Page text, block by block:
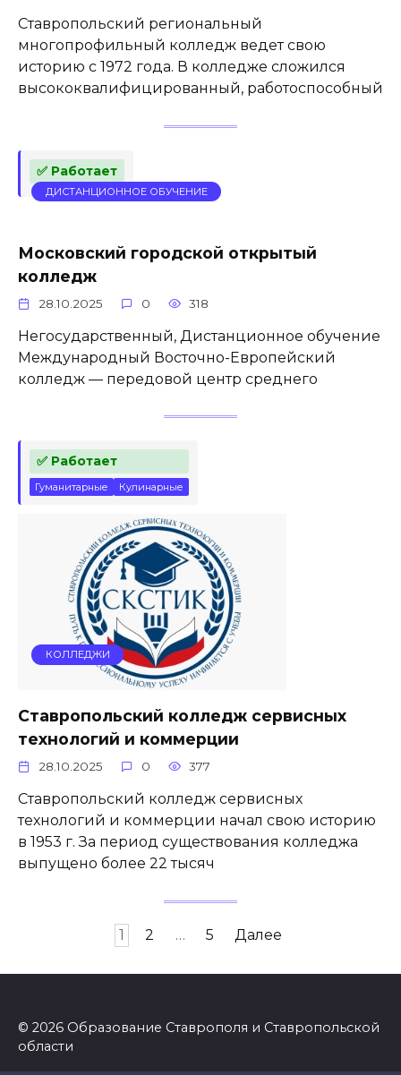
Ставропольский региональный
многопрофильный колледж ведет свою
историю с 1972 года. В колледже сложился
высококвалифицированный, работоспособный
✅ Работает
ДИСТАНЦИОННОЕ ОБУЧЕНИЕ
Московский городской открытый
колледж
28.10.2025 0 318
Негосударственный, Дистанционное обучение
Международный Восточно-Европейский
колледж — передовой центр среднего
✅ Работает
Гуманитарные Кулинарные
КОЛЛЕДЖИ
Ставропольский колледж сервисных
технологий и коммерции
28.10.2025 0 377
Ставропольский колледж сервисных
технологий и коммерции начал свою историю
в 1953 г. За период существования колледжа
выпущено более 22 тысяч
1 2 … 5 Далее
© 2026 Образование Ставрополя и Ставропольской
области